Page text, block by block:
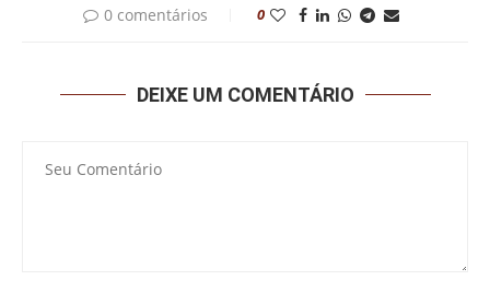
0 comentários 0
DEIXE UM COMENTÁRIO